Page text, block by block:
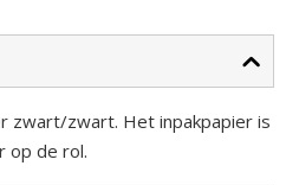
zwart/zwart. Het inpakpapier is
op de rol.